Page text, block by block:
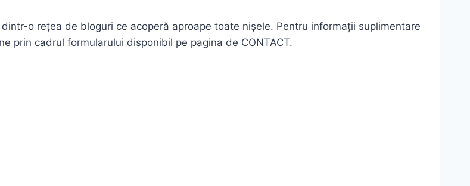
o rețea de bloguri ce acoperă aproape toate nișele. Pentru informații suplimentare
prin cadrul formularului disponibil pe pagina de CONTACT.